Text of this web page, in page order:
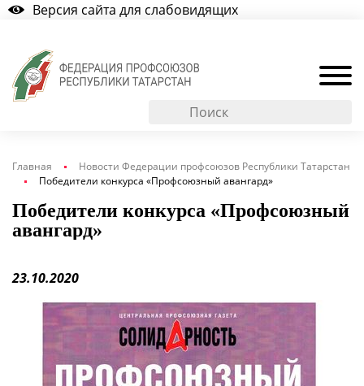
Версия сайта для слабовидящих
Главная
Новости Федерации профсоюзов Республики Татарстан
Победители конкурса «Профсоюзный авангард»
Победители конкурса «Профсоюзный
авангард»
23.10.2020